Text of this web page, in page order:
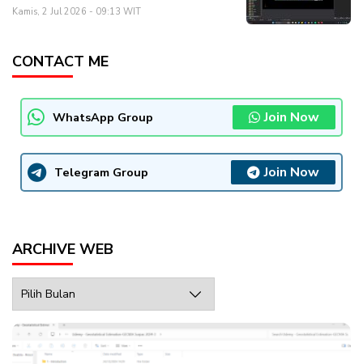
Kamis, 2 Jul 2026 - 09:13 WIT
CONTACT ME
WhatsApp Group Join Now
Telegram Group Join Now
ARCHIVE WEB
Web